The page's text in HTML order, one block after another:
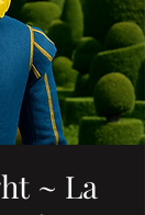
~ La